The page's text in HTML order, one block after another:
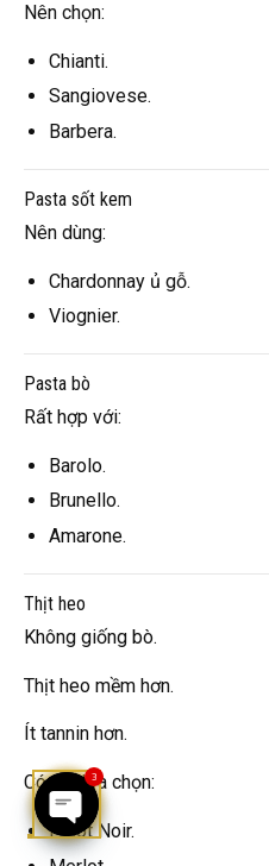
Nên chọn:
Chianti.
Sangiovese.
Barbera.
Pasta sốt kem
Nên dùng:
Chardonnay ủ gỗ.
Viognier.
Pasta bò
Rất hợp với:
Barolo.
Brunello.
Amarone.
Thịt heo
Không giống bò.
Thịt heo mềm hơn.
Ít tannin hơn.
Có thể lựa chọn:
Pinot Noir.
OPEN
3